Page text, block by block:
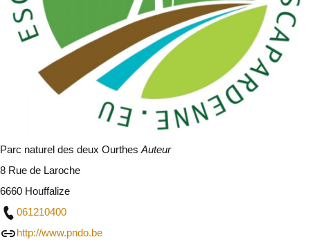
Parc naturel des deux Ourthes Auteur
8 Rue de Laroche
6660 Houffalize
061210400
http://www.pndo.be